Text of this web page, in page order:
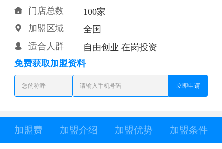
 门店总数 100家
 加盟区域 全国
 适合人群
自由创业 在岗投资
免费获取加盟资料
立即申请
加盟费 加盟介绍 加盟优势 加盟条件